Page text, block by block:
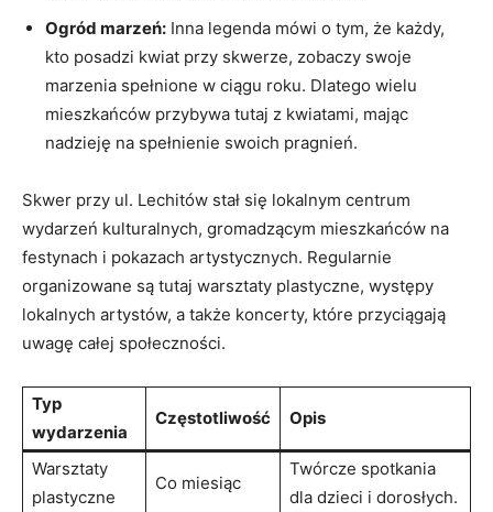
Ogród marzeń: Inna legenda mówi o tym, że każdy,
kto posadzi ⁤kwiat przy skwerze, zobaczy ‌swoje
marzenia spełnione‌ w ‍ciągu roku. Dlatego ⁢wielu
mieszkańców ⁣przybywa ​tutaj z kwiatami, mając
nadzieję na‍ spełnienie swoich pragnień.
Skwer przy ul. Lechitów ‌stał się lokalnym centrum
wydarzeń kulturalnych, gromadzącym mieszkańców na
festynach i pokazach artystycznych. Regularnie
organizowane są tutaj warsztaty plastyczne, występy
lokalnych artystów, a także koncerty, które przyciągają
uwagę całej ⁤społeczności.
Typ
⁣wydarzenia
Częstotliwość Opis
Warsztaty
plastyczne
Co ‌miesiąc
Twórcze spotkania
dla dzieci i dorosłych.